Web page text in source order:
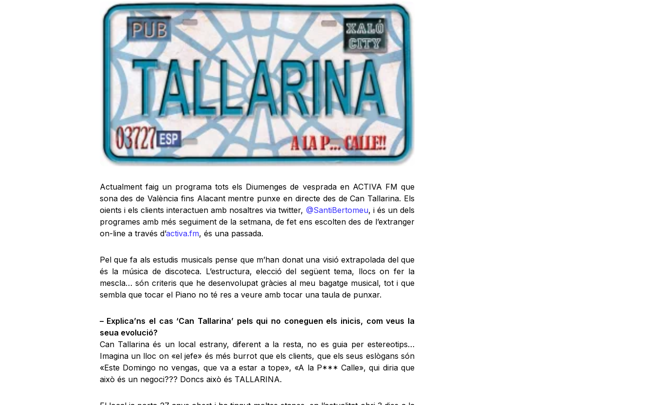
Actualment faig un programa tots els Diumenges de vesprada en ACTIVA FM que
sona des de València fins Alacant mentre punxe en directe des de Can Tallarina. Els
oients i els clients interactuen amb nosaltres via twitter, @SantiBertomeu, i és un dels
programes amb més seguiment de la setmana, de fet ens escolten des de l’extranger
on-line a través d’activa.fm, és una passada.
Pel que fa als estudis musicals pense que m’han donat una visió extrapolada del que
és la música de discoteca. L’estructura, elecció del següent tema, llocs on fer la
mescla… són criteris que he desenvolupat gràcies al meu bagatge musical, tot i que
sembla que tocar el Piano no té res a veure amb tocar una taula de punxar.
– Explica’ns el cas ‘Can Tallarina’ pels qui no coneguen els inicis, com veus la
seua evolució?
Can Tallarina és un local estrany, diferent a la resta, no es guia per estereotips…
Imagina un lloc on «el jefe» és més burrot que els clients, que els seus eslògans són
«Este Domingo no vengas, que va a estar a tope», «A la P*** Calle», qui diria que
això és un negoci??? Doncs això és TALLARINA.